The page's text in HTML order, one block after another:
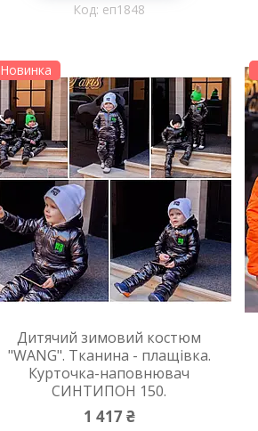
еп1848
Новинка
Дитячий зимовий костюм
"WANG". Тканина - плащівка.
Курточка-наповнювач
СИНТИПОН 150.
1 417 ₴